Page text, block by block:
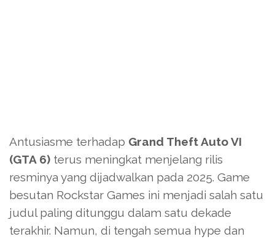
Antusiasme terhadap Grand Theft Auto VI
(GTA 6) terus meningkat menjelang rilis
resminya yang dijadwalkan pada 2025. Game
besutan Rockstar Games ini menjadi salah satu
judul paling ditunggu dalam satu dekade
terakhir. Namun, di tengah semua hype dan